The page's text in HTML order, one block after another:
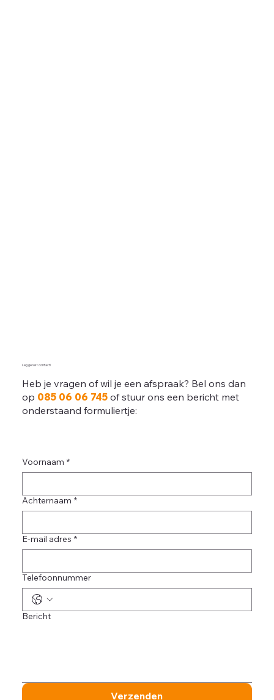
Leg gerust contact!
Heb je vragen of wil je een afspraak? Bel ons dan
op 085 06 06 745of stuur ons een bericht met
onderstaand formuliertje:
Voornaam *
Achternaam *
E-mail adres *
Telefoonnummer
Bericht
Verzenden